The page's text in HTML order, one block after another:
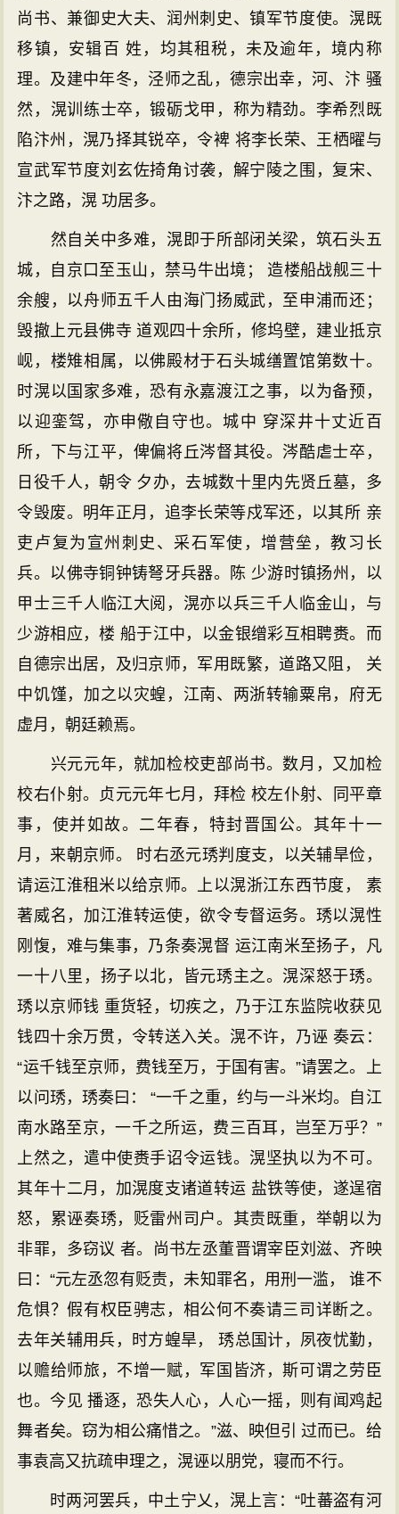
尚书、兼御史大夫、润州刺史、镇军节度使。滉既
移镇，安辑百 姓，均其租税，未及逾年，境内称
理。及建中年冬，泾师之乱，德宗出幸，河、汴 骚
然，滉训练士卒，锻砺戈甲，称为精劲。李希烈既
陷汴州，滉乃择其锐卒，令裨 将李长荣、王栖曜与
宣武军节度刘玄佐掎角讨袭，解宁陵之围，复宋、
汴之路，滉 功居多。
然自关中多难，滉即于所部闭关梁，筑石头五
城，自京口至玉山，禁马牛出境； 造楼船战舰三十
余艘，以舟师五千人由海门扬威武，至申浦而还；
毁撤上元县佛寺 道观四十余所，修坞壁，建业抵京
岘，楼雉相属，以佛殿材于石头城缮置馆第数十。
时滉以国家多难，恐有永嘉渡江之事，以为备预，
以迎銮驾，亦申儆自守也。城中 穿深井十丈近百
所，下与江平，俾偏将丘涔督其役。涔酷虐士卒，
日役千人，朝令 夕办，去城数十里内先贤丘墓，多
令毁废。明年正月，追李长荣等戍军还，以其所 亲
吏卢复为宣州刺史、采石军使，增营垒，教习长
兵。以佛寺铜钟铸弩牙兵器。陈 少游时镇扬州，以
甲士三千人临江大阅，滉亦以兵三千人临金山，与
少游相应，楼 船于江中，以金银缯彩互相聘赉。而
自德宗出居，及归京师，军用既繁，道路又阻， 关
中饥馑，加之以灾蝗，江南、两浙转输粟帛，府无
虚月，朝廷赖焉。
兴元元年，就加检校吏部尚书。数月，又加检
校右仆射。贞元元年七月，拜检 校左仆射、同平章
事，使并如故。二年春，特封晋国公。其年十一
月，来朝京师。 时右丞元琇判度支，以关辅旱俭，
请运江淮租米以给京师。上以滉浙江东西节度， 素
著威名，加江淮转运使，欲令专督运务。琇以滉性
刚愎，难与集事，乃条奏滉督 运江南米至扬子，凡
一十八里，扬子以北，皆元琇主之。滉深怒于琇。
琇以京师钱 重货轻，切疾之，乃于江东监院收获见
钱四十余万贯，令转送入关。滉不许，乃诬 奏云：
“运千钱至京师，费钱至万，于国有害。”请罢之。上
以问琇，琇奏曰： “一千之重，约与一斗米均。自江
南水路至京，一千之所运，费三百耳，岂至万乎？”
上然之，遣中使赉手诏令运钱。滉坚执以为不可。
其年十二月，加滉度支诸道转运 盐铁等使，遂逞宿
怒，累诬奏琇，贬雷州司户。其责既重，举朝以为
非罪，多窃议 者。尚书左丞董晋谓宰臣刘滋、齐映
曰：“元左丞忽有贬责，未知罪名，用刑一滥， 谁不
危惧？假有权臣骋志，相公何不奏请三司详断之。
去年关辅用兵，时方蝗旱， 琇总国计，夙夜忧勤，
以赡给师旅，不增一赋，军国皆济，斯可谓之劳臣
也。今见 播逐，恐失人心，人心一摇，则有闻鸡起
舞者矣。窃为相公痛惜之。”滋、映但引 过而已。给
事袁高又抗疏申理之，滉诬以朋党，寝而不行。
时两河罢兵，中土宁乂，滉上言：“吐蕃盗有河